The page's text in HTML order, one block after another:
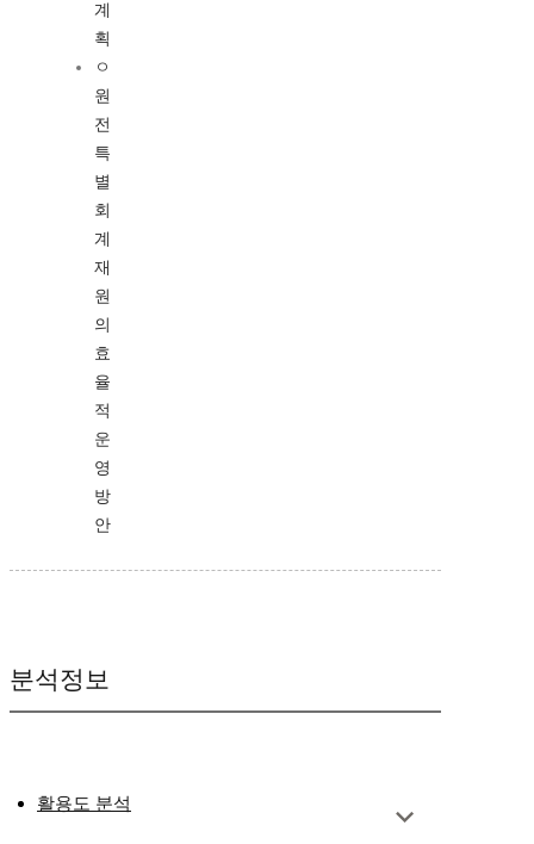
계
획
ㅇ
원
전
특
별
회
계
재
원
의
효
율
적
운
영
방
안
분석정보
활용도 분석